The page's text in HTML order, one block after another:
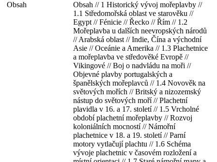
Obsah
Obsah // 1 Historický vývoj mořeplavby //
1.1 Středomořská oblast ve starověku //
Egypt // Fénicie // Řecko // Řím // 1.2
Mořeplavba u dalších neevropských národů
// Arabská oblast // Indie, Čína a východní
Asie // Oceánie a Amerika // 1.3 Plachetnice
a mořeplavba ve středověké Evropě //
Vikingové // Boj o nadvládu na moři //
Objevné plavby portugalských a
španělských mořeplavců // 1.4 Novověk na
světových mořích // Britský a nizozemský
nástup do světových moří // Plachetní
plavidla v 16. a 17. století // 1.5 Vrcholné
období plachetní mořeplavby // Rozvoj
koloniálních mocností // Námořní
plachetnice v 18. a 19. století // Parní
motory vytlačují plachtu // 1.6 Schéma
vývoje plachetnic v časovém rozložení a